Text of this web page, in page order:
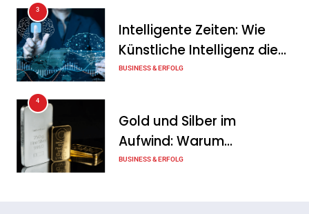
3
Intelligente Zeiten: Wie
Künstliche Intelligenz die
Geschäftswelt verändert
BUSINESS & ERFOLG
4
Gold und Silber im
Aufwind: Warum
Edelmetalle als sicherer
BUSINESS & ERFOLG